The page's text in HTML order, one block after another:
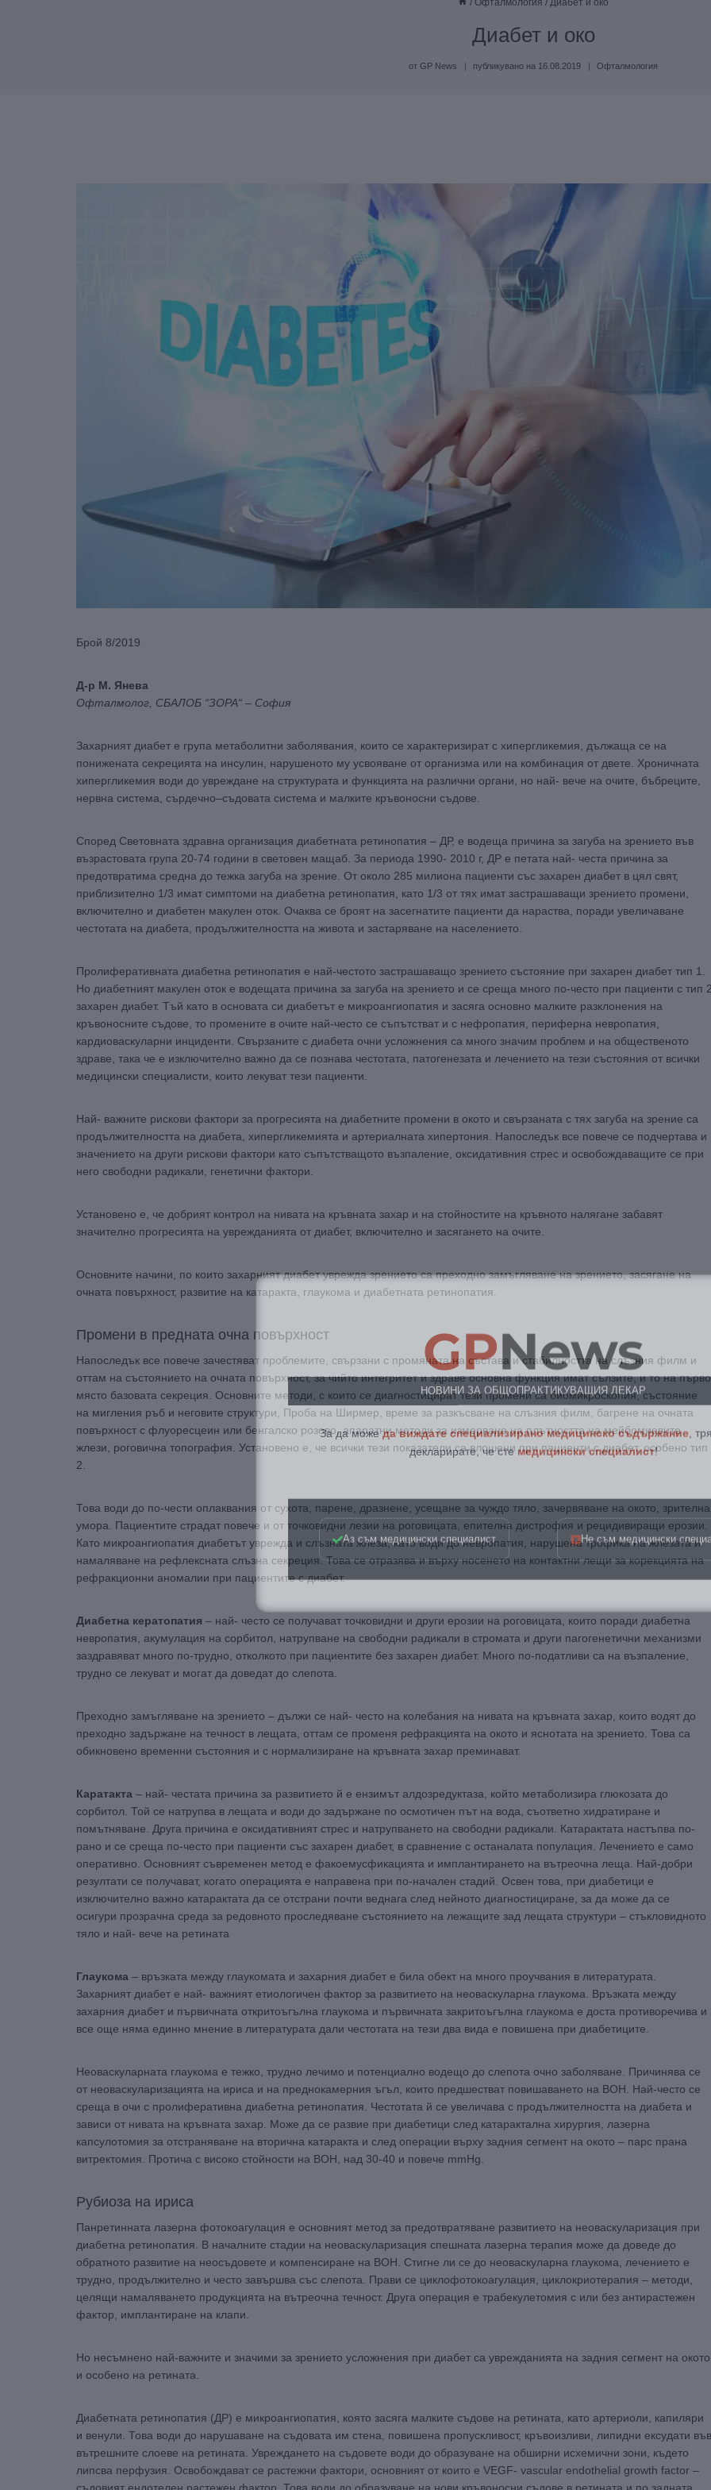
/ Офталмология / Диабет и око
Диабет и око
от GP News публикувано на 16.08.2019 Офталмология
Брой 8/2019
Д-р M. Янева
Офталмолог, СБАЛОБ “ЗОРА“ – София
Захарният диабет е група метаболитни заболявания, които се характеризират с хипергликемия, дължаща се на
понижената секрецията на инсулин, нарушеното му усвояване от организма или на комбинация от двете. Хроничната
хипергликемия води до увреждане на структурата и функцията на различни органи, но най- вече на очите, бъбреците,
нервна система, сърдечно–съдовата система и малките кръвоносни съдове.
Според Световната здравна организация диабетната ретинопатия – ДР, е водеща причина за загуба на зрението във
възрастовата група 20-74 години в световен мащаб. За периода 1990- 2010 г, ДР е петата най- честа причина за
предотвратима средна до тежка загуба на зрение. От около 285 милиона пациенти със захарен диабет в цял свят,
приблизително 1/3 имат симптоми на диабетна ретинопатия, като 1/3 от тях имат застрашаващи зрението промени,
включително и диабетен макулен оток. Очаква се броят на засегнатите пациенти да нараства, поради увеличаване
честотата на диабета, продължителността на живота и застаряване на населението.
Пролиферативната диабетна ретинопатия е най-честото застрашаващо зрението състояние при захарен диабет тип 1.
Но диабетният макулен оток е водещата причина за загуба на зрението и се среща много по-често при пациенти с тип
захарен диабет. Тъй като в основата си диабетът е микроангиопатия и засяга основно малките разклонения на
кръвоносните съдове, то промените в очите най-често се съпътстват и с нефропатия, периферна невропатия,
кардиоваскуларни инциденти. Свързаните с диабета очни усложнения са много значим проблем и на общественото
здраве, така че е изключително важно да се познава честотата, патогенезата и лечението на тези състояния от всички
медицински специалисти, които лекуват тези пациенти.
Най- важните рискови фактори за прогресията на диабетните промени в окото и свързаната с тях загуба на зрение са
продължителността на диабета, хипергликемията и артериалната хипертония. Напоследък все повече се подчертава и
значението на други рискови фактори като съпътстващото възпаление, оксидативния стрес и освобождаващите се при
него свободни радикали, генетични фактори.
Установено е, че добрият контрол на нивата на кръвната захар и на стойностите на кръвното налягане забавят
значително прогресията на уврежданията от диабет, включително и засягането на очите.
Основните начини, по които захарният диабет уврежда зрението са преходно замъгляване на зрението, засягане на
очната повърхност, развитие на катаракта, глаукома и диабетната ретинопатия.
Промени в предната очна повърхност
Напоследък все повече зачестяват проблемите, свързани с промяната на състава и стабилността на слъзния филм и
оттам на състоянието на очната повърхност, за чийто интегритет и здраве основна функция имат сълзите, и то на първо
място базовата секреция. Основните методи, с които се диагностицират тези промени са биомикроскопия, състояние
на мигления ръб и неговите структури, Проба на Ширмер, време за разкъсване на слъзния филм, багрене на очната
повърхност с флуоресцеин или бенгалско розово, апаратни методи за измерване на плътността на мейбомиевите
жлези, роговична топография. Установено е, че всички тези показатели са влошени при пациенти с диабет, особено тип
2.
Това води до по-чести оплаквания от сухота, парене, дразнене, усещане за чуждо тяло, зачервяване на окото, зрителна
умора. Пациентите страдат повече и от точковидни лезии на роговицата, епителна дистрофия и рецидивиращи ерозии.
Като микроангиопатия диабетът уврежда и слъзната жлеза, като води до невропатия, нарушена трофика на жлезата и
намаляване на рефлексната слъзна секреция. Това се отразява и върху носенето на контактни лещи за корекцията на
рефракционни аномалии при пациентите с диабет.
Диабетна кератопатия – най- често се получават точковидни и други ерозии на роговицата, които поради диабетна
невропатия, акумулация на сорбитол, натрупване на свободни радикали в стромата и други пагогенетични механизми
заздравяват много по-трудно, отколкото при пациентите без захарен диабет. Много по-податливи са на възпаление,
трудно се лекуват и могат да доведат до слепота.
Преходно замъгляване на зрението – дължи се най- често на колебания на нивата на кръвната захар, които водят до
преходно задържане на течност в лещата, оттам се променя рефракцията на окото и яснотата на зрението. Това са
обикновено временни състояния и с нормализиране на кръвната захар преминават.
Каратакта – най- честата причина за развитието й е ензимът алдозредуктаза, който метаболизира глюкозата до
сорбитол. Той се натрупва в лещата и води до задържане по осмотичен път на вода, съответно хидратиране и
помътняване. Друга причина е оксидативният стрес и натрупването на свободни радикали. Катарактата настъпва по-
рано и се среща по-често при пациенти със захарен диабет, в сравнение с останалата популация. Лечението е само
оперативно. Основният съвременен метод е факоемусфикацията и имплантирането на вътреочна леща. Най-добри
резултати се получават, когато операцията е направена при по-начален стадий. Освен това, при диабетици е
изключително важно катарактата да се отстрани почти веднага след нейното диагностициране, за да може да се
осигури прозрачна среда за редовното проследяване състоянието на лежащите зад лещата структури – стъкловидното
тяло и най- вече на ретината
Глаукома – връзката между глаукомата и захарния диабет е била обект на много проучвания в литературата.
Захарният диабет е най- важният етиологичен фактор за развитието на неоваскуларна глаукома. Връзката между
захарния диабет и първичната откритоъгълна глаукома и първичната закритоъгълна глаукома е доста противоречива и
все още няма единно мнение в литературата дали честотата на тези два вида е повишена при диабетиците.
Неоваскуларната глаукома е тежко, трудно лечимо и потенциално водещо до слепота очно заболяване. Причинява се
от неоваскуларизацията на ириса и на преднокамерния ъгъл, които предшестват повишаването на ВОН. Най-често се
среща в очи с пролиферативна диабетна ретинопатия. Честотата й се увеличава с продължителността на диабета и
зависи от нивата на кръвната захар. Може да се развие при диабетици след катарактална хирургия, лазерна
капсулотомия за отстраняване на вторична катаракта и след операции върху задния сегмент на окото – парс прана
витректомия. Протича с високо стойности на ВОН, над 30-40 и повече mmHg.
Рубиоза на ириса
Панретинната лазерна фотокоагулация е основният метод за предотвратяване развитието на неоваскуларизация при
диабетна ретинопатия. В началните стадии на неоваскуларизация спешната лазерна терапия може да доведе до
обратното развитие на неосъдовете и компенсиране на ВОН. Стигне ли се до неоваскуларна глаукома, лечението е
трудно, продължително и често завършва със слепота. Прави се циклофотокоагулация, циклокриотерапия – методи,
целящи намаляването продукцията на вътреочна течност. Друга операция е трабекулетомия с или без антирастежен
фактор, имплантиране на клапи.
Но несъмнено най-важните и значими за зрението усложнения при диабет са уврежданията на задния сегмент на окото
и особено на ретината.
Диабетната ретинопатия (ДР) е микроангиопатия, която засяга малките съдове на ретината, като артериоли, капиляри
и венули. Това води до нарушаване на съдовата им стена, повишена пропускливост, кръвоизливи, липидни ексудати във
вътрешните слоеве на ретината. Увреждането на съдовете води до образуване на обширни исхемични зони, където
липсва перфузия. Освобождават се растежни фактори, основният от които е VEGF- vascular endothelial growth factor –
съдовият ендотелен растежен фактор. Това води до образуване на нови кръвоносни съдове в ретината и по задната
GPNews
НОВИНИ ЗА ОБЩОПРАКТИКУВАЩИЯ ЛЕКАР
За да може да виждате специализирано медицинско съдържание,
декларирате, че стемедицински специалист!
Аз съм медицински специалист Не съм медицински